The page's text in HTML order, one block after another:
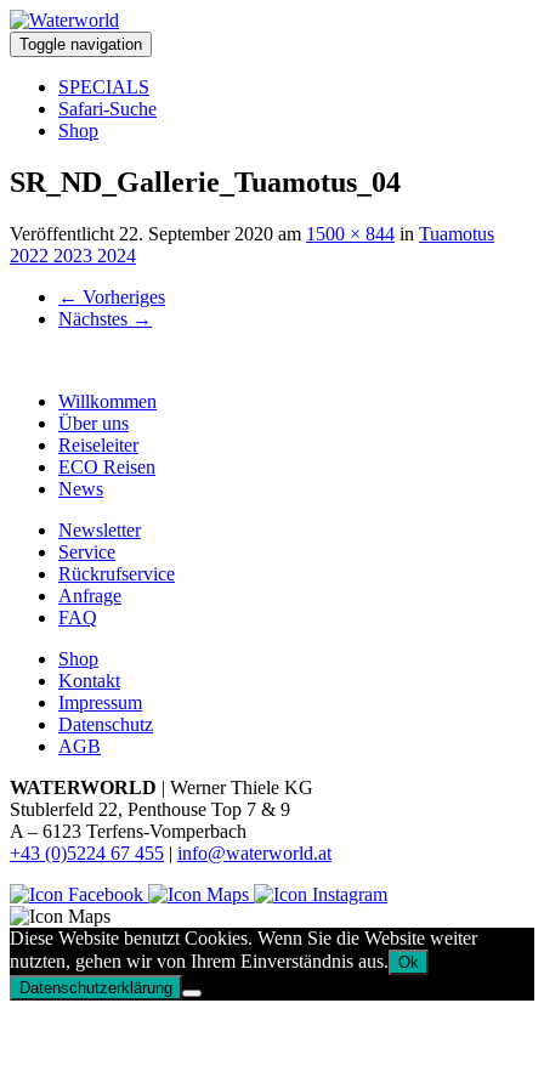
Toggle navigation
SPECIALS
Safari-Suche
Shop
SR_ND_Gallerie_Tuamotus_04
Veröffentlicht 22. September 2020 am 1500 × 844 in Tuamotus
2022 2023 2024
← Vorheriges
Nächstes →
Willkommen
Über uns
Reiseleiter
ECO Reisen
News
Newsletter
Service
Rückrufservice
Anfrage
FAQ
Shop
Kontakt
Impressum
Datenschutz
AGB
WATERWORLD | Werner Thiele KG
Stublerfeld 22, Penthouse Top 7 & 9
A – 6123 Terfens-Vomperbach
+43 (0)5224 67 455 | info@waterworld.at
Diese Website benutzt Cookies. Wenn Sie die Website weiter
nutzten, gehen wir von Ihrem Einverständnis aus. Ok
Datenschutzerklärung